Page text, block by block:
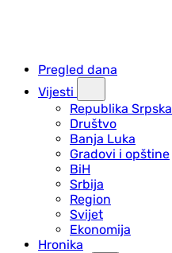
Pregled dana
Vijesti
Republika Srpska
Društvo
Banja Luka
Gradovi i opštine
BiH
Srbija
Region
Svijet
Ekonomija
Hronika